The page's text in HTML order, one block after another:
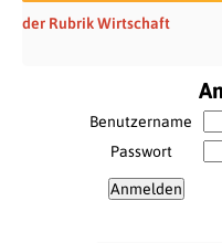
der Rubrik Wirtschaft
Benutzername
Passwort